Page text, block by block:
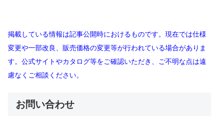
掲載している情報は記事公開時におけるものです。現在では仕様
変更や一部改良、販売価格の変更等が行われている場合がありま
す。公式サイトやカタログ等をご確認いただき、ご不明な点は遠
慮なくご相談ください。
お問い合わせ